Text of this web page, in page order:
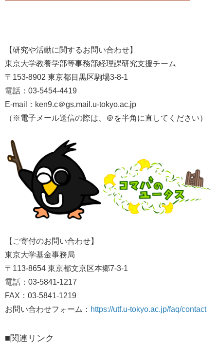
【研究や活動に関するお問い合わせ】
東京大学教養学部等事務部経理課研究支援チーム
〒153-8902 東京都目黒区駒場3-8-1
電話：03-5454-4419
E-mail：ken9.c＠gs.mail.u-tokyo.ac.jp
（※電子メール送信の際は、＠を半角に直してください）
【ご寄付のお問い合わせ】
東京大学基金事務局
〒113-8654 東京都文京区本郷7-3-1
電話：03-5841-1217
FAX：03-5841-1219
お問い合わせフォーム： https://utf.u-tokyo.ac.jp/faq/contact
■関連リンク